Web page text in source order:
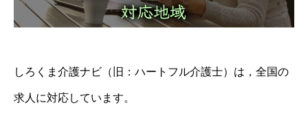
しろくま介護ナビ（旧：ハートフル介護士）は，全国の
求人に対応しています。